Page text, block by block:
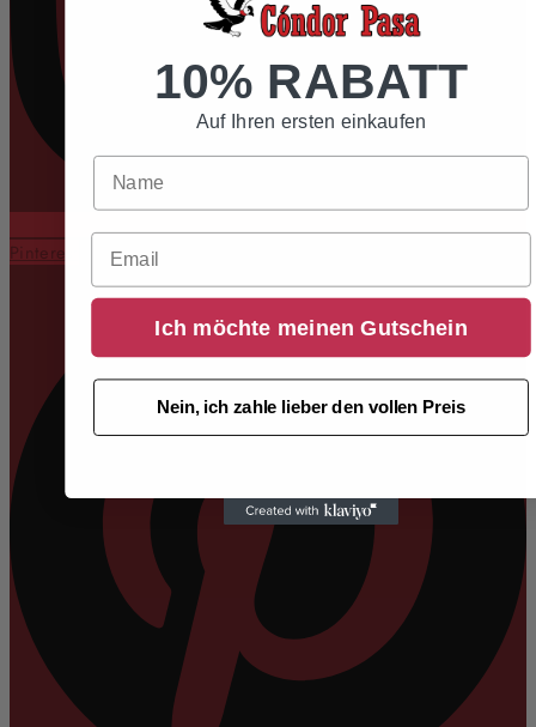
Pinterest
10% RABATT
Auf Ihren ersten einkaufen
Email
Ich möchte meinen Gutschein
Nein, ich zahle lieber den vollen Preis